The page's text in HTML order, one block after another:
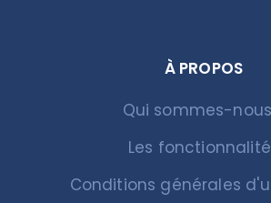
À PROPOS
Qui sommes-
Les
Conditions générales